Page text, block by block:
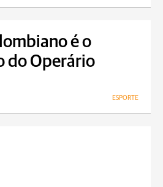
é o
do Operário
ESPORTE